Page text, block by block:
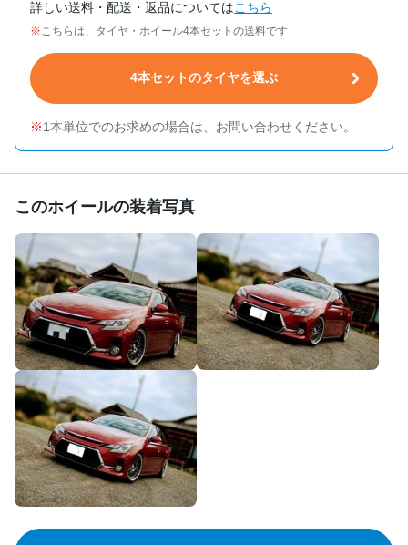
詳しい送料・配送・返品についてはこちら
こちらは、タイヤ・ホイール4本セットの送料です
4本セットのタイヤを選ぶ
1本単位でのお求めの場合は、お問い合わせください。
このホイールの装着写真